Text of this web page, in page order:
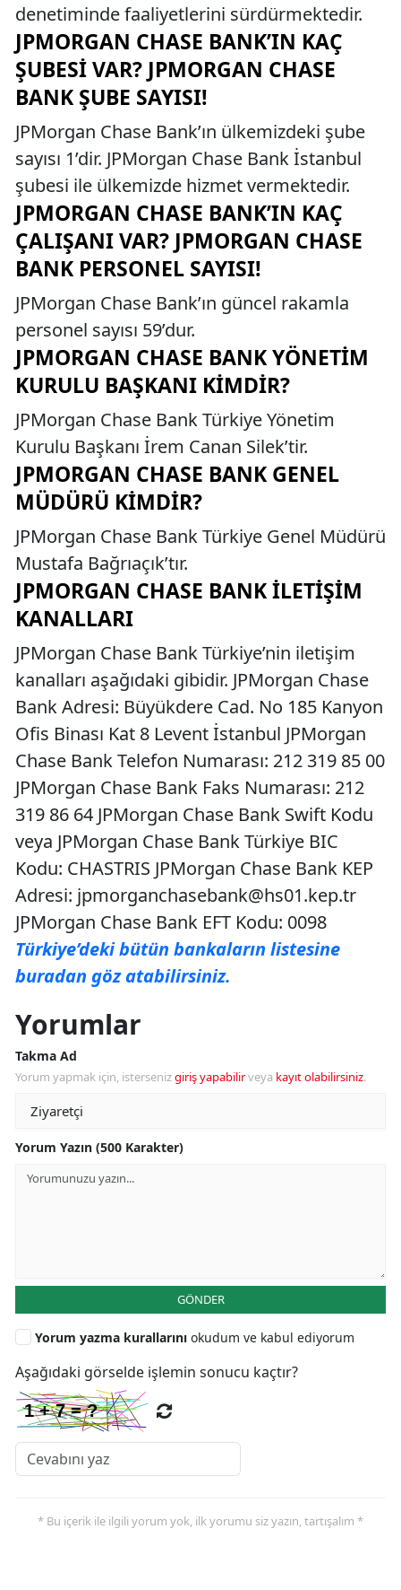
denetiminde faaliyetlerini sürdürmektedir.
JPMORGAN CHASE BANK’IN KAÇ
ŞUBESI VAR? JPMORGAN CHASE
BANK ŞUBE SAYISI!
JPMorgan Chase Bank’ın ülkemizdeki şube
sayısı 1’dir. JPMorgan Chase Bank İstanbul
şubesi ile ülkemizde hizmet vermektedir.
JPMORGAN CHASE BANK’IN KAÇ
ÇALIŞANI VAR? JPMORGAN CHASE
BANK PERSONEL SAYISI!
JPMorgan Chase Bank’ın güncel rakamla
personel sayısı 59’dur.
JPMORGAN CHASE BANK YÖNETIM
KURULU BAŞKANI KIMDIR?
JPMorgan Chase Bank Türkiye Yönetim
Kurulu Başkanı İrem Canan Silek’tir.
JPMORGAN CHASE BANK GENEL
MÜDÜRÜ KIMDIR?
JPMorgan Chase Bank Türkiye Genel Müdürü
Mustafa Bağrıaçık’tır.
JPMORGAN CHASE BANK İLETIŞIM
KANALLARI
JPMorgan Chase Bank Türkiye’nin iletişim
kanalları aşağıdaki gibidir. JPMorgan Chase
Bank Adresi: Büyükdere Cad. No 185 Kanyon
Ofis Binası Kat 8 Levent İstanbul JPMorgan
Chase Bank Telefon Numarası: 212 319 85 00
JPMorgan Chase Bank Faks Numarası: 212
319 86 64 JPMorgan Chase Bank Swift Kodu
veya JPMorgan Chase Bank Türkiye BIC
Kodu: CHASTRIS JPMorgan Chase Bank KEP
Adresi: jpmorganchasebank@hs01.kep.tr
JPMorgan Chase Bank EFT Kodu: 0098
Türkiye’deki bütün bankaların listesine
buradan göz atabilirsiniz.
Yorumlar
Takma Ad
Yorum yapmak için, istersenizgiriş yapabilirveya kayıt olabilirsiniz.
Yorum Yazın (500 Karakter)
GÖNDER
Yorum yazma kurallarını okudum ve kabul ediyorum
Aşağıdaki görselde işlemin sonucu kaçtır?
* Bu içerik ile ilgili yorum yok, ilk yorumu siz yazın, tartışalım *